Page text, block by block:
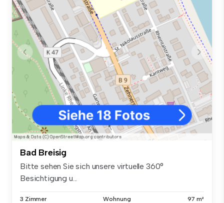
Bad Breisig
Bitte sehen Sie sich unsere virtuelle 360°
Besichtigung u...
3 Zimmer Wohnung 97 m²